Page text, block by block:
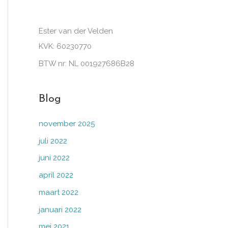
Ester van der Velden
KVK: 60230770
BTW nr: NL 001927686B28
Blog
november 2025
juli 2022
juni 2022
april 2022
maart 2022
januari 2022